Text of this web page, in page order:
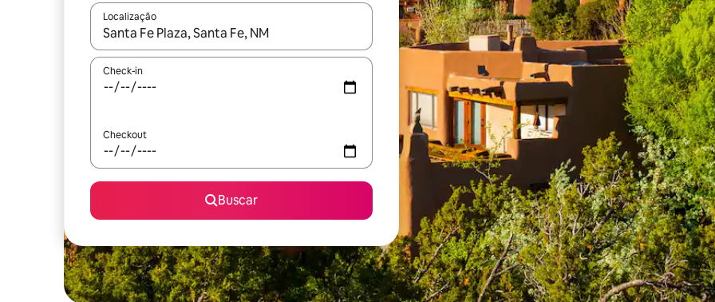
Localização
Quando os resultados estiverem disponíveis, explore-os usando as seta para cima e para baixo do teclado ou tocando
Check-in
Checkout
Buscar